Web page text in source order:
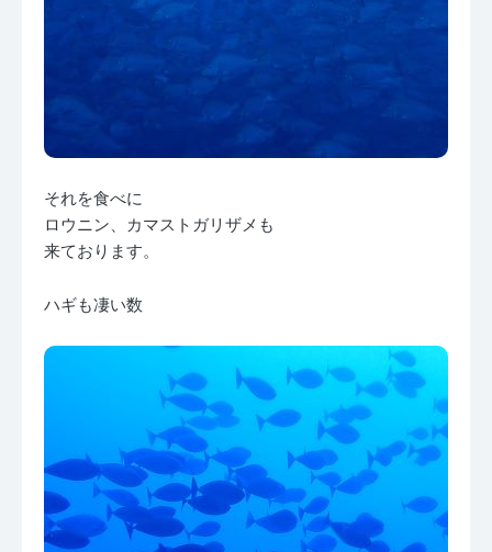
それを食べに
ロウニン、カマストガリザメも
来ております。
ハギも凄い数